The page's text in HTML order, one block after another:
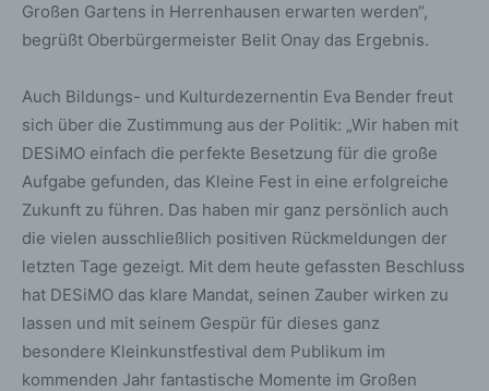
Großen Gartens in Herrenhausen erwarten werden“,
begrüßt Oberbürgermeister Belit Onay das Ergebnis.
Auch Bildungs- und Kulturdezernentin Eva Bender freut
sich über die Zustimmung aus der Politik: „Wir haben mit
DESiMO einfach die perfekte Besetzung für die große
Aufgabe gefunden, das Kleine Fest in eine erfolgreiche
Zukunft zu führen. Das haben mir ganz persönlich auch
die vielen ausschließlich positiven Rückmeldungen der
letzten Tage gezeigt. Mit dem heute gefassten Beschluss
hat DESiMO das klare Mandat, seinen Zauber wirken zu
lassen und mit seinem Gespür für dieses ganz
besondere Kleinkunstfestival dem Publikum im
kommenden Jahr fantastische Momente im Großen